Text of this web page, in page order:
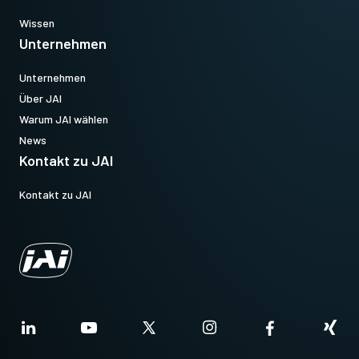
Wissen
Unternehmen
Unternehmen
Über JAI
Warum JAI wählen
News
Kontakt zu JAI
Kontakt zu JAI